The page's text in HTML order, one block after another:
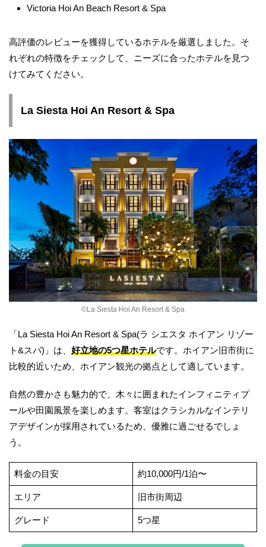
Victoria Hoi An Beach Resort & Spa
高評価のレビューを獲得しているホテルを厳選しました。そ
れぞれの特徴をチェックして、ニーズに合ったホテルを見つ
けてみてください。
La Siesta Hoi An Resort & Spa
©︎La Siesta Hoi An Resort & Spa
「La Siesta Hoi An Resort & Spa(ラ シエスタ ホイアン リゾー
ト&スパ)」は、 好立地の5つ星ホテルです。ホイアン旧市街に
比較的近いため、ホイアン観光の拠点として適しています。
自然の豊かさも魅力的で、木々に囲まれたインフィニティプ
ールや田園風景を楽しめます。客室はクラシカルなインテリ
アデザインが採用されているため、優雅に過ごせるでしょ
う。
料金の目安 約10,000円/1泊〜
エリア 旧市街周辺
グレード 5つ星